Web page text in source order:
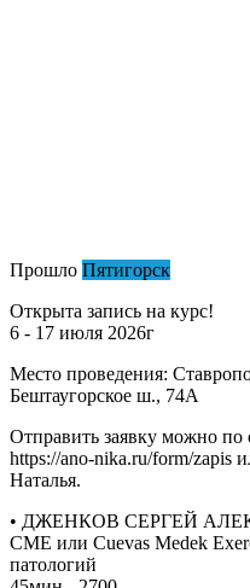
Прошло Пятигорск
Открыта запись на курс!
6 - 17 июля 2026г
Место проведения:
Бештаугорское ш., 74А
Отправить заявку можно по
https://ano-nika.ru/form/zapis
Наталья.
• ДЖЕНКОВ СЕРГЕЙ
СМЕ или Cuevas Medek
патологий